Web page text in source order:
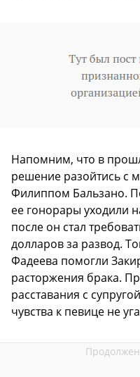
Напомним, что в
решение разойтись с
Филиппом Бальзано.
ее гонорары уходили
после он стал
долларов за развод.
Фадеева помогли
расторжения брака.
расставания с
чувства к певице не